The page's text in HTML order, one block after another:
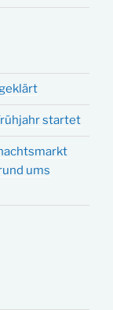
startet
ums